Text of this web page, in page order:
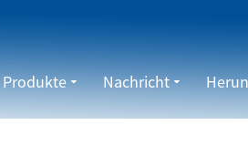
Produkte Nachricht